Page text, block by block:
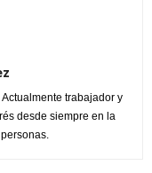
trabajador y
desde siempre en la